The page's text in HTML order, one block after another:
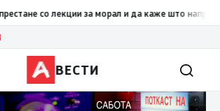
Левица да престане со лекции за
ВЕСТИ